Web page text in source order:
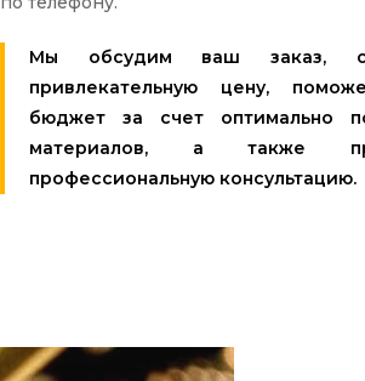
Мы обсудим ваш заказ,
привлекательную цену,
бюджет за счет оптимально
материалов, а также
профессиональную консультацию.